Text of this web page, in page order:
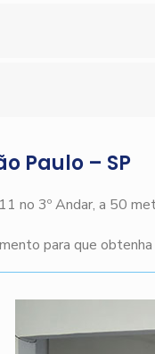
Paulo – SP
3º Andar, a 50
para que